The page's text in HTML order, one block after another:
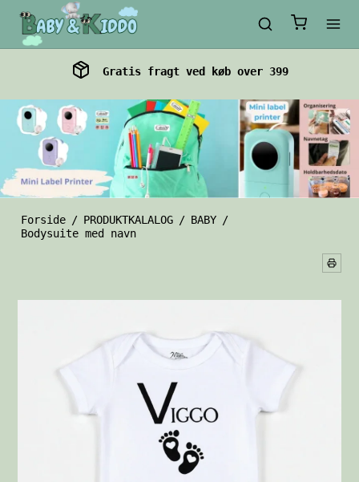
Gratis fragt ved køb over 399
Forside / PRODUKTKALALOG / BABY /
Bodysuite med navn